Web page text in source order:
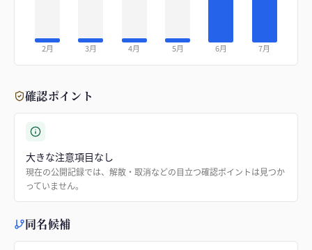
2月 3月 4月 5月 6月 7月
確認ポイント
大きな注意項目なし
現在の公開記録では、解散・取消などの目立つ確認ポイントは見つか
っていません。
同名候補